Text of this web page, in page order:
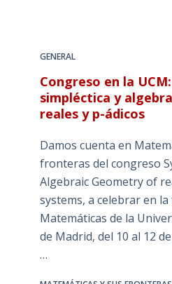
GENERAL
Congreso en la
simpléctica y
reales y p-ádicos
Damos cuenta en
fronteras del congreso
Algebraic Geometry of
systems, a celebrar en
Matemáticas de la
de Madrid, del 10 al 12
…